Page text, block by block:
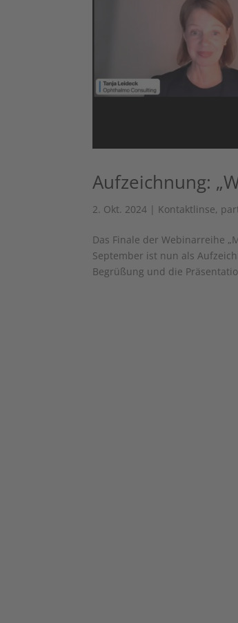
Aufzeichnung:
2. Okt. 2024 | Kontaktlinse,
Das Finale der Webinarreihe
September ist nun als
Begrüßung und die